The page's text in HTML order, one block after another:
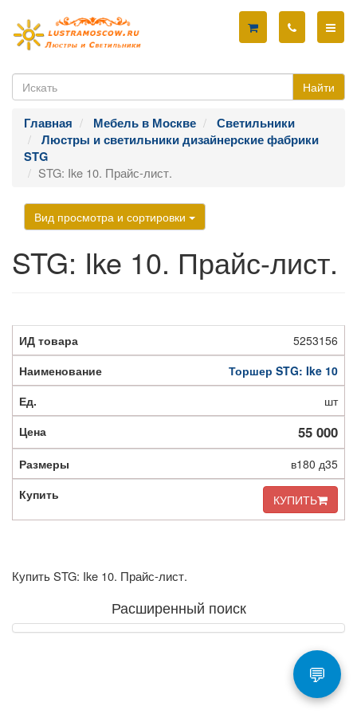
Найти
Главная Мебель в Москве
Светильники
Люстры и светильники дизайнерские фабрики
STG
STG: Ike 10. Прайс-лист.
Вид просмотра и сортировки
STG: Ike 10. Прайс-лист.
5253156
Торшер STG: Ike 10
шт
55 000
в180 д35
КУПИТЬ
Купить STG: Ike 10. Прайс-лист.
Расширенный поиск
💬